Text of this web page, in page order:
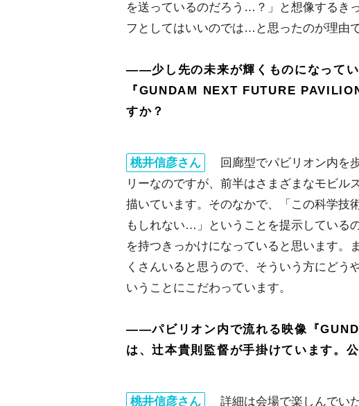
を送っているのだろう…？」と想像するき
フとしてはいいのでは…と思ったのが理由で
――少し先の未来が輝くものになって
『GUNDAM NEXT FUTURE
すか？
桃井信彦さん
回廊型でパビリオン内を
リーなのですが、前半はさまざまなモビル
描いています。そのなかで、「この科学技
もしれない…」ということを提示している
を持つきっかけになっていると思います。
くさんいると思うので、そういう方にどう
いうことにこだわっています。
――パビリオン内で流れる映像『
は、辻本貴則監督が手掛けています。
桃井信彦さん 詳細は会場で楽しんでい